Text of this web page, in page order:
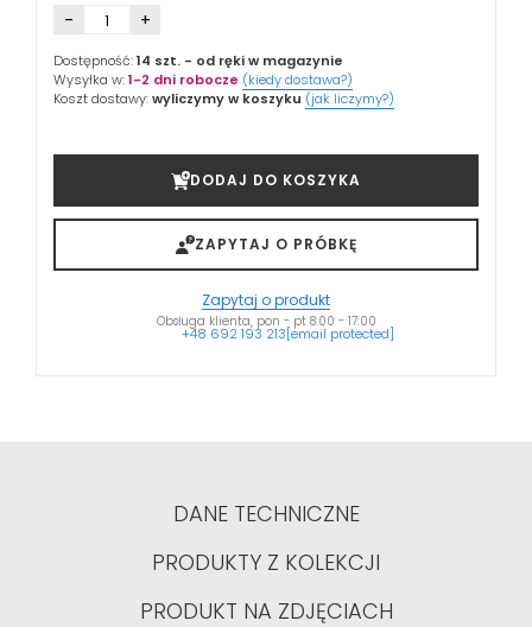
- +
Dostępność:14 szt. - od ręki w magazynie
Wysyłka w:1-2 dni robocze (kiedy dostawa?)
Koszt dostawy:wyliczymy w koszyku (jak liczymy?)
DODAJ DO KOSZYKA
ZAPYTAJ O PRÓBKĘ
Zapytaj o produkt
Obsługa klienta, pon - pt 8:00 - 17:00
+48 692 193 213[email protected]
DANE TECHNICZNE
PRODUKTY Z KOLEKCJI
PRODUKT NA ZDJĘCIACH